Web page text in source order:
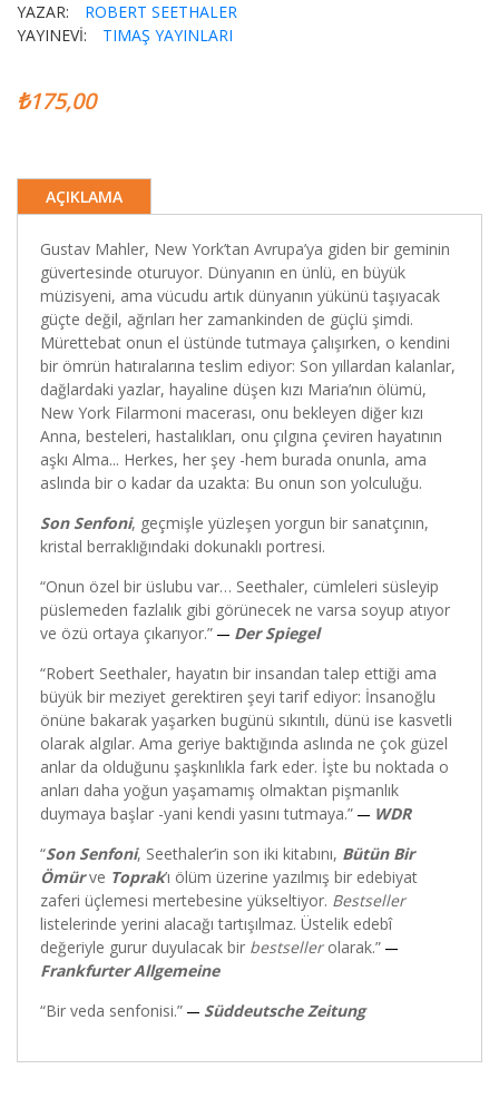
YAZAR:
ROBERT SEETHALER
YAYINEVİ:
TIMAŞ YAYINLARI
₺175,00
AÇIKLAMA
Gustav Mahler, New York’tan Avrupa’ya giden bir geminin
güvertesinde oturuyor. Dünyanın en ünlü, en büyük
müzisyeni, ama vücudu artık dünyanın yükünü taşıyacak
güçte değil, ağrıları her zamankinden de güçlü şimdi.
Mürettebat onun el üstünde tutmaya çalışırken, o kendini
bir ömrün hatıralarına teslim ediyor: Son yıllardan kalanlar,
dağlardaki yazlar, hayaline düşen kızı Maria’nın ölümü,
New York Filarmoni macerası, onu bekleyen diğer kızı
Anna, besteleri, hastalıkları, onu çılgına çeviren hayatının
aşkı Alma... Herkes, her şey -hem burada onunla, ama
aslında bir o kadar da uzakta: Bu onun son yolculuğu.
Son Senfoni, geçmişle yüzleşen yorgun bir sanatçının,
kristal berraklığındaki dokunaklı portresi.
“Onun özel bir üslubu var… Seethaler, cümleleri süsleyip
püslemeden fazlalık gibi görünecek ne varsa soyup atıyor
ve özü ortaya çıkarıyor.” ― Der Spiegel
“Robert Seethaler, hayatın bir insandan talep ettiği ama
büyük bir meziyet gerektiren şeyi tarif ediyor: İnsanoğlu
önüne bakarak yaşarken bugünü sıkıntılı, dünü ise kasvetli
olarak algılar. Ama geriye baktığında aslında ne çok güzel
anlar da olduğunu şaşkınlıkla fark eder. İşte bu noktada o
anları daha yoğun yaşamamış olmaktan pişmanlık
duymaya başlar -yani kendi yasını tutmaya.” ― WDR
“Son Senfoni, Seethaler’in son iki kitabını, Bütün Bir
Ömürve Toprak’ı ölüm üzerine yazılmış bir edebiyat
zaferi üçlemesi mertebesine yükseltiyor. Bestseller
listelerinde yerini alacağı tartışılmaz. Üstelik edebî
değeriyle gurur duyulacak bir bestsellerolarak.” ―
Frankfurter Allgemeine
“Bir veda senfonisi.” ― Süddeutsche Zeitung